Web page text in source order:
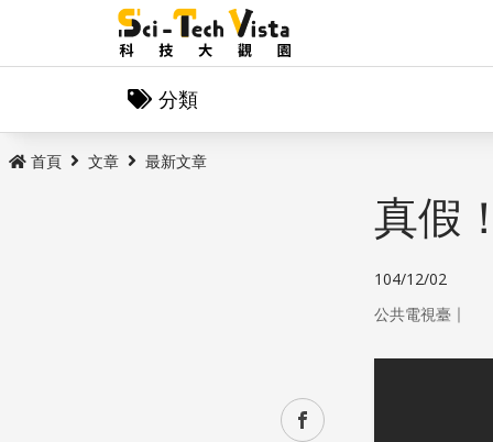
分類
首頁 文章 最新文章
facebook
真假
104/12/02
公共電視臺 ｜